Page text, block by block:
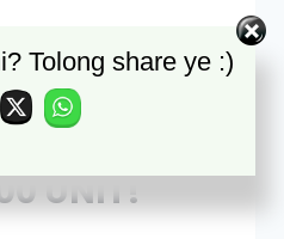
6 UNIT
KINI BEG
UNIT!
Tolong share ye :)